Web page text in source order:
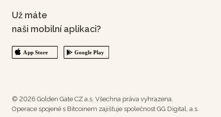
Už máte
naši mobilní aplikaci?
© 2026 Golden Gate CZ a.s. Všechna práva vyhrazena.
Operace spojené s Bitcoinem zajišťuje společnost GG Digital, a.s.